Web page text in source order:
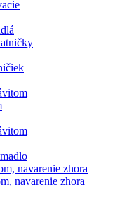
navarenie zhora
navarenie zhora